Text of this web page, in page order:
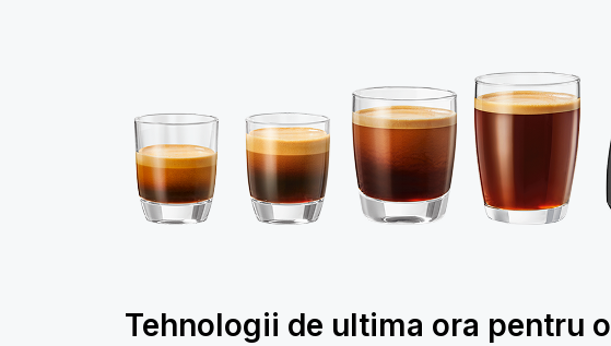
Tehnologii de ultima ora pentru o